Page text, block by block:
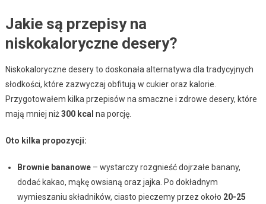
Jakie są przepisy na
niskokaloryczne desery?
Niskokaloryczne desery to doskonała alternatywa dla tradycyjnych
słodkości, które zazwyczaj obfitują w cukier oraz kalorie.
Przygotowałem kilka przepisów na smaczne i zdrowe desery, które
mają mniej niż300 kcal na porcję.
Oto kilka propozycji:
Brownie bananowe– wystarczy rozgnieść dojrzałe banany,
dodać kakao, mąkę owsianą oraz jajka. Po dokładnym
wymieszaniu składników, ciasto pieczemy przez około 20-25